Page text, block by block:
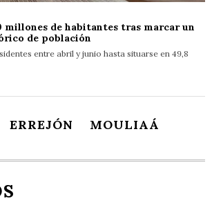
millones de habitantes tras marcar un
de población
entre abril y junio hasta situarse en 49,8
ERREJÓN MOULIAÁ